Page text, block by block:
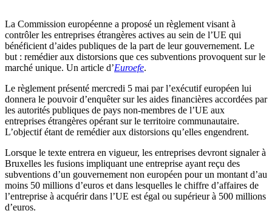
La Commission européenne a proposé un règlement visant à
contrôler les entreprises étrangères actives au sein de l’UE qui
bénéficient d’aides publiques de la part de leur gouvernement. Le
but : remédier aux distorsions que ces subventions provoquent sur le
marché unique. Un article d’Euroefe.
Le règlement présenté mercredi 5 mai par l’exécutif européen lui
donnera le pouvoir d’enquêter sur les aides financières accordées par
les autorités publiques de pays non-membres de l’UE aux
entreprises étrangères opérant sur le territoire communautaire.
L’objectif étant de remédier aux distorsions qu’elles engendrent.
Lorsque le texte entrera en vigueur, les entreprises devront signaler à
Bruxelles les fusions impliquant une entreprise ayant reçu des
subventions d’un gouvernement non européen pour un montant d’au
moins 50 millions d’euros et dans lesquelles le chiffre d’affaires de
l’entreprise à acquérir dans l’UE est égal ou supérieur à 500 millions
d’euros.